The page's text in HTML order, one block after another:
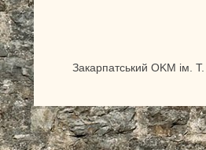
Закарпатський OKM ім.